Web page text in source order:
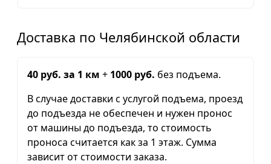
Доставка по Челябинской области
40 руб. за 1 км + 1000 руб. без подъема.
В случае доставки с услугой подъема, проезд
до подъезда не обеспечен и нужен пронос
от машины до подъезда, то стоимость
проноса считается как за 1 этаж. Сумма
зависит от стоимости заказа.